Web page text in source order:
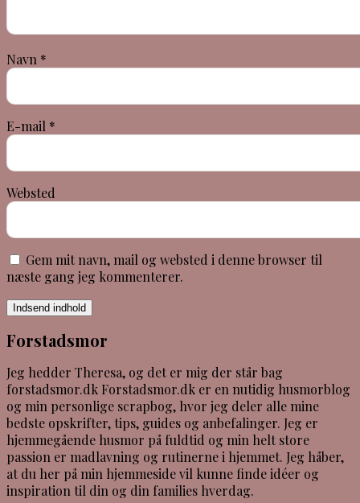
Navn *
E-mail *
Websted
Gem mit navn, mail og websted i denne browser til
næste gang jeg kommenterer.
Indsend indhold
Forstadsmor
Jeg hedder Theresa, og det er mig der står bag
forstadsmor.dk Forstadsmor.dk er en nutidig husmorblog
og min personlige scrapbog, hvor jeg deler alle mine
bedste opskrifter, tips, guides og anbefalinger. Jeg er
hjemmegående husmor på fuldtid og min helt store
passion er madlavning og rutinerne i hjemmet. Jeg håber,
at du her på min hjemmeside vil kunne finde idéer og
inspiration til din og din families hverdag.